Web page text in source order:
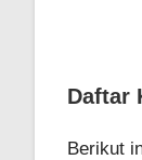
Daftar
Berikut